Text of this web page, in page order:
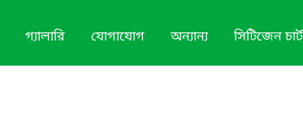
গ্যালারি যোগাযোগ অন্যান্য সিটিজেন